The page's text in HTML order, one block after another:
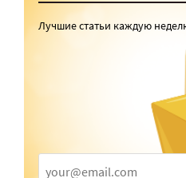
Лучшие статьи каждую